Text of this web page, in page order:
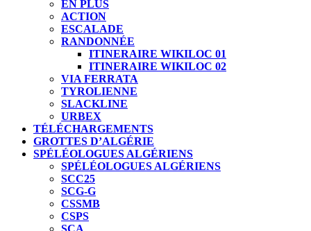
EN PLUS
ACTION
ESCALADE
RANDONNÉE
ITINERAIRE WIKILOC 01
ITINERAIRE WIKILOC 02
VIA FERRATA
TYROLIENNE
SLACKLINE
URBEX
TÉLÉCHARGEMENTS
GROTTES D’ALGÉRIE
SPÉLÉOLOGUES ALGÉRIENS
SPÉLÉOLOGUES ALGÉRIENS
SCC25
SCG-G
CSSMB
CSPS
SCA